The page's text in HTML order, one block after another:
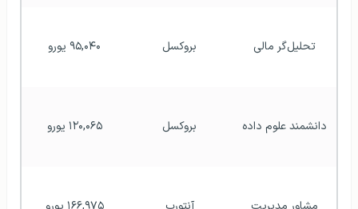
تحلیل‌گر مالی بروکسل ۹۵,۰۴۰ یورو
دانشمند علوم داده بروکسل ۱۲۰,۰۶۵ یورو